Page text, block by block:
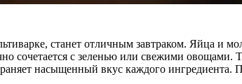
станет отличным завтраком. Яйца и
сочетается с зеленью или свежими
насыщенный вкус каждого